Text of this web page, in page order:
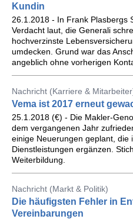
Kundin
26.1.2018 - In Frank Plasbergs
Verdacht laut, die Generali
hochverzinste
umdecken. Grund war das
angeblich ohne vorherigen
Nachricht (Karriere &
Vema ist 2017 erneut
25.1.2018 (€) - Die Makler-
dem vergangenen Jahr
einige Neuerungen geplant, die
Dienstleistungen ergänzen.
Weiterbildung.
Nachricht (Markt & Politik)
Die häufigsten Fehler in
Vereinbarungen